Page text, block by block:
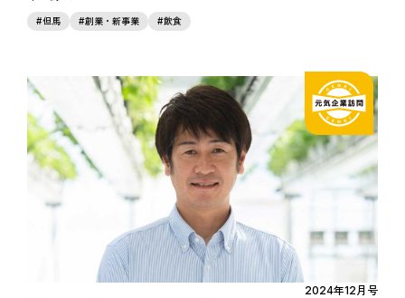
但馬 創業・新事業 飲食
2024年12月号